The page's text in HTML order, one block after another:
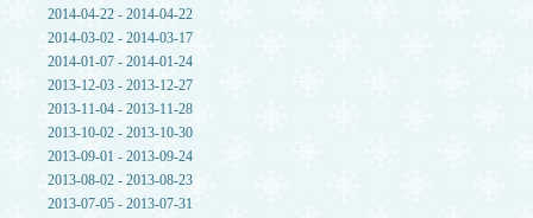
2014-04-22 - 2014-04-22
2014-03-02 - 2014-03-17
2014-01-07 - 2014-01-24
2013-12-03 - 2013-12-27
2013-11-04 - 2013-11-28
2013-10-02 - 2013-10-30
2013-09-01 - 2013-09-24
2013-08-02 - 2013-08-23
2013-07-05 - 2013-07-31